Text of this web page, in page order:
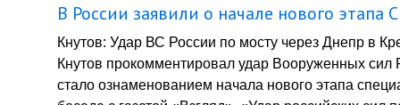
В России заявили о начале нового этапа
Кнутов: Удар ВС России по мосту через Днепр в
Кнутов прокомментировал удар Вооруженных сил
стало ознаменованием начала нового этапа